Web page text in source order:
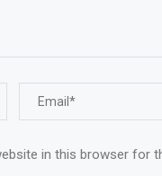
in this browser for